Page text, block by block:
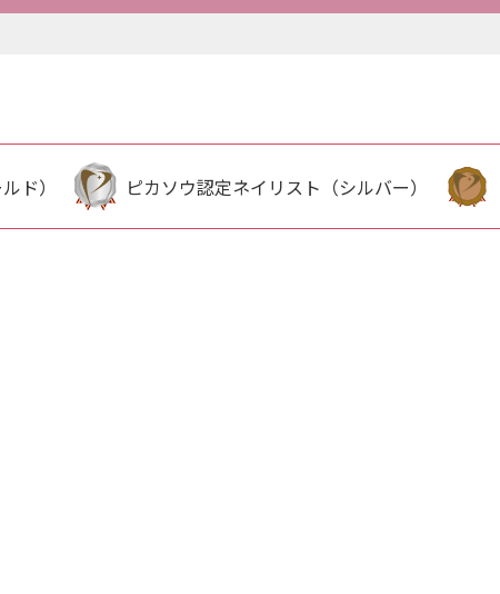
ド） ピカソウ認定ネイリスト（シルバー）